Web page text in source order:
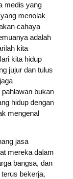
medis yang
menolak
cahaya
adalah
kita
kita hidup
jujur dan tulus
bukan
hidup dengan
mengenal
jasa
mereka dalam
bangsa, dan
bekerja,